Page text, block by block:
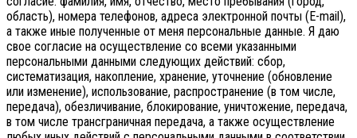
область), номера телефонов, адреса электронной почты (E-mail),
а также иные полученные от меня персональные данные. Я даю
свое согласие на осуществление со всеми указанными
персональными данными следующих действий: сбор,
систематизация, накопление, хранение, уточнение (обновление
или изменение), использование, распространение (в том числе,
передача), обезличивание, блокирование, уничтожение, передача,
в том числе трансграничная передача, а также осуществление